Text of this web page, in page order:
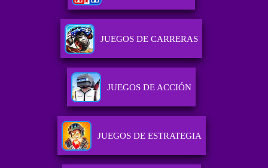
JUEGOS DE CARRERAS
JUEGOS DE ACCIÓN
JUEGOS DE ESTRATEGIA